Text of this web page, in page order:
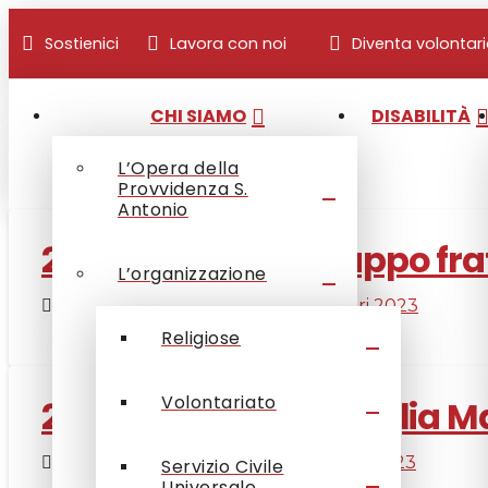
Sostienici Lavora con noi Diventa
CHI SIAMO
L’Opera della
Provvidenza S.
Antonio
L’organizzazione
Religiose
Volontariato
Servizio Civile
DISABILITÀ
27 Maggio 2023 gruppo
28 Maggio 2023 Visitatori 2023
21 Maggio 2023 famiglia
CLucato 25 Maggio 2023 Visitatori 2023